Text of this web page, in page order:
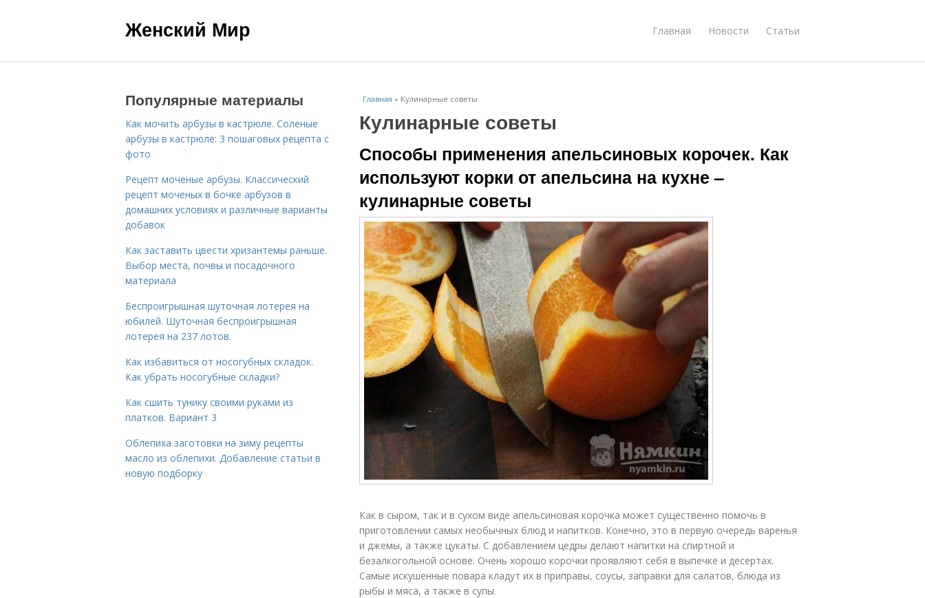
Женский Мир Главная Новости Статьи
Главная » Кулинарные советы
Кулинарные советы
Способы применения апельсиновых корочек. Как
используют корки от апельсина на кухне –
кулинарные советы
Как в сыром, так и в сухом виде апельсиновая корочка может существенно помочь в
приготовлении самых необычных блюд и напитков. Конечно, это в первую очередь варенья
и джемы, а также цукаты. С добавлением цедры делают напитки на спиртной и
безалкогольной основе. Очень хорошо корочки проявляют себя в выпечке и десертах.
Самые искушенные повара кладут их в приправы, соусы, заправки для салатов, блюда из
рыбы и мяса, а также в супы.
Популярные материалы
Как мочить арбузы в кастрюле. Соленые
арбузы в кастрюле: 3 пошаговых рецепта с
фото
Рецепт моченые арбузы. Классический
рецепт моченых в бочке арбузов в
домашних условиях и различные варианты
добавок
Как заставить цвести хризантемы раньше.
Выбор места, почвы и посадочного
материала
Беспроигрышная шуточная лотерея на
юбилей. Шуточная беспроигрышная
лотерея на 237 лотов.
Как избавиться от носогубных складок.
Как убрать носогубные складки?
Как сшить тунику своими руками из
платков. Вариант 3
Облепиха заготовки на зиму рецепты
масло из облепихи. Добавление статьи в
новую подборку